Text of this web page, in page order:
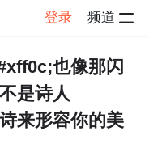
登录 频道
子详情
也像那闪
是诗人
来形容你的美